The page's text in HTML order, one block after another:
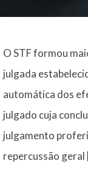
O STF formou
julgada
automática dos
julgado cuja
julgamento
repercussão geral